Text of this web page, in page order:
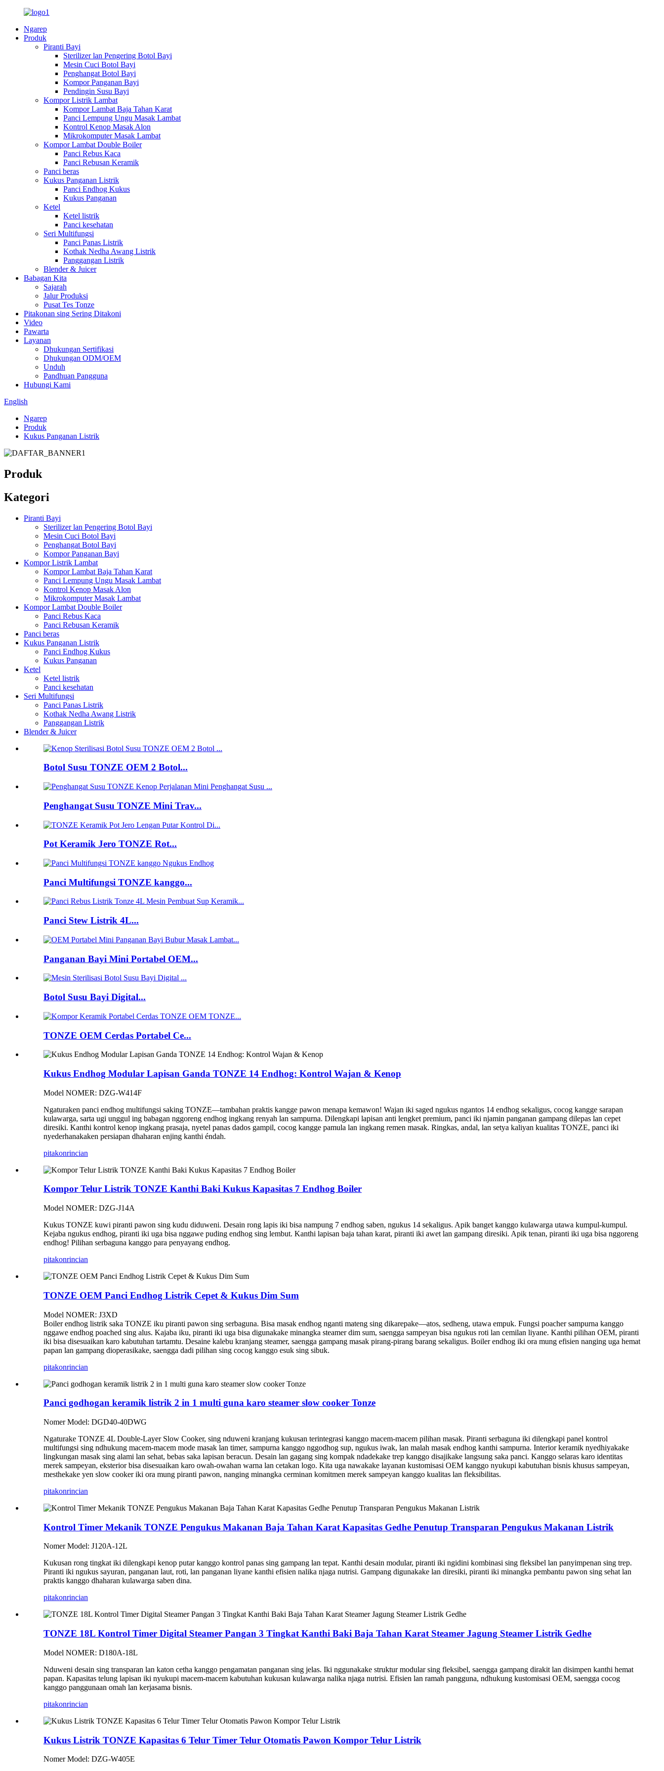
Ngarep
Produk
Piranti Bayi
Sterilizer lan Pengering Botol Bayi
Mesin Cuci Botol Bayi
Penghangat Botol Bayi
Kompor Panganan Bayi
Pendingin Susu Bayi
Kompor Listrik Lambat
Kompor Lambat Baja Tahan Karat
Panci Lempung Ungu Masak Lambat
Kontrol Kenop Masak Alon
Mikrokomputer Masak Lambat
Kompor Lambat Double Boiler
Panci Rebus Kaca
Panci Rebusan Keramik
Panci beras
Kukus Panganan Listrik
Panci Endhog Kukus
Kukus Panganan
Ketel
Ketel listrik
Panci kesehatan
Seri Multifungsi
Panci Panas Listrik
Kothak Nedha Awang Listrik
Panggangan Listrik
Blender & Juicer
Babagan Kita
Sajarah
Jalur Produksi
Pusat Tes Tonze
Pitakonan sing Sering Ditakoni
Video
Pawarta
Layanan
Dhukungan Sertifikasi
Dhukungan ODM/OEM
Unduh
Pandhuan Pangguna
Hubungi Kami
English
Ngarep
Produk
Kukus Panganan Listrik
Produk
Kategori
Piranti Bayi
Sterilizer lan Pengering Botol Bayi
Mesin Cuci Botol Bayi
Penghangat Botol Bayi
Kompor Panganan Bayi
Kompor Listrik Lambat
Kompor Lambat Baja Tahan Karat
Panci Lempung Ungu Masak Lambat
Kontrol Kenop Masak Alon
Mikrokomputer Masak Lambat
Kompor Lambat Double Boiler
Panci Rebus Kaca
Panci Rebusan Keramik
Panci beras
Kukus Panganan Listrik
Panci Endhog Kukus
Kukus Panganan
Ketel
Ketel listrik
Panci kesehatan
Seri Multifungsi
Panci Panas Listrik
Kothak Nedha Awang Listrik
Panggangan Listrik
Blender & Juicer
Botol Susu TONZE OEM 2 Botol...
Penghangat Susu TONZE Mini Trav...
Pot Keramik Jero TONZE Rot...
Panci Multifungsi TONZE kanggo...
Panci Stew Listrik 4L...
Panganan Bayi Mini Portabel OEM...
Botol Susu Bayi Digital...
TONZE OEM Cerdas Portabel Ce...
Kukus Endhog Modular Lapisan Ganda TONZE 14 Endhog: Kontrol Wajan & Kenop
Model NOMER: DZG-W414F
Ngaturaken panci endhog multifungsi saking TONZE—tambahan praktis kangge pawon menapa kemawon! Wajan iki saged ngukus ngantos 14 endhog sekaligus, cocog kangge sarapan
kulawarga, sarta ugi unggul ing babagan nggoreng endhog ingkang renyah lan sampurna. Dilengkapi lapisan anti lengket premium, panci iki njamin panganan gampang dilepas lan cepet
diresiki. Kanthi kontrol kenop ingkang prasaja, nyetel panas dados gampil, cocog kangge pamula lan ingkang remen masak. Ringkas, andal, lan setya kaliyan kualitas TONZE, panci iki
nyederhanakaken persiapan dhaharan enjing kanthi éndah.
pitakonrincian
Kompor Telur Listrik TONZE Kanthi Baki Kukus Kapasitas 7 Endhog Boiler
Model NOMER: DZG-J14A
Kukus TONZE kuwi piranti pawon sing kudu diduweni. Desain rong lapis iki bisa nampung 7 endhog saben, ngukus 14 sekaligus. Apik banget kanggo kulawarga utawa kumpul-kumpul.
Kejaba ngukus endhog, piranti iki uga bisa nggawe puding endhog sing lembut. Kanthi lapisan baja tahan karat, piranti iki awet lan gampang diresiki. Apik tenan, piranti iki uga bisa nggoreng
endhog! Pilihan serbaguna kanggo para penyayang endhog.​
pitakonrincian
TONZE OEM Panci Endhog Listrik Cepet & Kukus Dim Sum
Model NOMER: J3XD
Boiler endhog listrik saka TONZE iku piranti pawon sing serbaguna. Bisa masak endhog nganti mateng sing dikarepake—atos, sedheng, utawa empuk. Fungsi poacher sampurna kanggo
nggawe endhog poached sing alus. Kajaba iku, piranti iki uga bisa digunakake minangka steamer dim sum, saengga sampeyan bisa ngukus roti lan cemilan liyane. Kanthi pilihan OEM, piranti
iki bisa disesuaikan karo kabutuhan tartamtu. Desaine kalebu kranjang steamer, saengga gampang masak pirang-pirang barang sekaligus. Boiler endhog iki ora mung efisien nanging uga hemat
papan lan gampang dioperasikake, saengga dadi pilihan sing cocog kanggo esuk sing sibuk.
pitakonrincian
Panci godhogan keramik listrik 2 in 1 multi guna karo steamer slow cooker Tonze
Nomer Model: DGD40-40DWG
Ngaturake TONZE 4L Double-Layer Slow Cooker, sing nduweni kranjang kukusan terintegrasi kanggo macem-macem pilihan masak. Piranti serbaguna iki dilengkapi panel kontrol
multifungsi sing ndhukung macem-macem mode masak lan timer, sampurna kanggo nggodhog sup, ngukus iwak, lan malah masak endhog kanthi sampurna. Interior keramik nyedhiyakake
lingkungan masak sing alami lan sehat, bebas saka lapisan beracun. Desain lan gagang sing kompak ndadekake trep kanggo disajikake langsung saka panci. Kanggo selaras karo identitas
merek sampeyan, eksterior bisa disesuaikan karo owah-owahan warna lan cetakan logo. Kita uga nawakake layanan kustomisasi OEM kanggo nyukupi kabutuhan bisnis khusus sampeyan,
mesthekake yen slow cooker iki ora mung piranti pawon, nanging minangka cerminan komitmen merek sampeyan kanggo kualitas lan fleksibilitas.
pitakonrincian
Kontrol Timer Mekanik TONZE Pengukus Makanan Baja Tahan Karat Kapasitas Gedhe Penutup Transparan Pengukus Makanan Listrik
Nomer Model: J120A-12L
Kukusan rong tingkat iki dilengkapi kenop putar kanggo kontrol panas sing gampang lan tepat. Kanthi desain modular, piranti iki ngidini kombinasi sing fleksibel lan panyimpenan sing trep.
Piranti iki ngukus sayuran, panganan laut, roti, lan panganan liyane kanthi efisien nalika njaga nutrisi. Gampang digunakake lan diresiki, piranti iki minangka pembantu pawon sing sehat lan
praktis kanggo dhaharan kulawarga saben dina.
pitakonrincian
TONZE 18L Kontrol Timer Digital Steamer Pangan 3 Tingkat Kanthi Baki Baja Tahan Karat Steamer Jagung Steamer Listrik Gedhe
Model NOMER: D180A-18L
Nduweni desain sing transparan lan katon cetha kanggo pengamatan panganan sing jelas. Iki nggunakake struktur modular sing fleksibel, saengga gampang dirakit lan disimpen kanthi hemat
papan. Kapasitas telung lapisan iki nyukupi macem-macem kabutuhan kukusan kulawarga nalika njaga nutrisi. Efisien lan ramah pangguna, ndhukung kustomisasi OEM, saengga cocog
kanggo panggunaan omah lan kerjasama bisnis.
pitakonrincian
Kukus Listrik TONZE Kapasitas 6 Telur Timer Telur Otomatis Pawon Kompor Telur Listrik
Nomer Model: DZG-W405E